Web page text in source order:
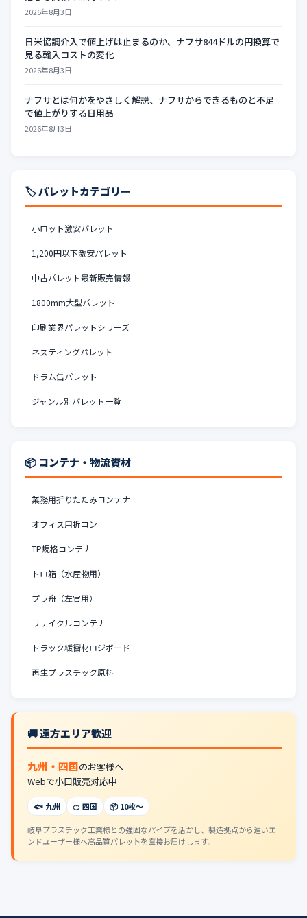
2026年8月3日
日米協調介入で値上げは止まるのか、ナフサ844ドルの円換算で
見る輸入コストの変化
2026年8月3日
ナフサとは何かをやさしく解説、ナフサからできるものと不足
で値上がりする日用品
2026年8月3日
🏷️ パレットカテゴリー
小ロット激安パレット
1,200円以下激安パレット
中古パレット最新販売情報
1800mm大型パレット
印刷業界パレットシリーズ
ネスティングパレット
ドラム缶パレット
ジャンル別パレット一覧
📦 コンテナ・物流資材
業務用折りたたみコンテナ
オフィス用折コン
TP規格コンテナ
トロ箱（水産物用）
プラ舟（左官用）
リサイクルコンテナ
トラック緩衝材ロジボード
再生プラスチック原料
🚚 遠方エリア歓迎
九州・四国のお客様へ
Webで小口販売対応中
🐟 九州 🍊 四国 📦 10枚〜
岐阜プラスチック工業様との強固なパイプを活かし、製造拠点から遠いエ
ンドユーザー様へ高品質パレットを直接お届けします。